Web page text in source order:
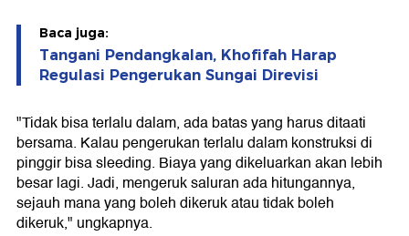
Baca juga:
Tangani Pendangkalan, Khofifah Harap
Regulasi Pengerukan Sungai Direvisi
"Tidak bisa terlalu dalam, ada batas yang harus ditaati
bersama. Kalau pengerukan terlalu dalam konstruksi di
pinggir bisa sleeding. Biaya yang dikeluarkan akan lebih
besar lagi. Jadi, mengeruk saluran ada hitungannya,
sejauh mana yang boleh dikeruk atau tidak boleh
dikeruk," ungkapnya.